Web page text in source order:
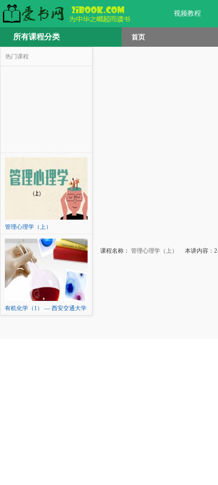
视频教程
所有课程分类 首页
热门课程
管理心理学（上）
有机化学（1） — 西安交通大学
课程名称： 管理心理学（上） 本讲内容：